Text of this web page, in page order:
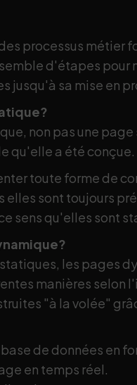
processus métier
d'étapes pour
jusqu'à sa mise en
non pas une
qu'elle a été conçue.
toute forme de
elles sont toujours
sens qu'elles sont
les pages
manières selon
"à la volée"
de données en
en temps réel.